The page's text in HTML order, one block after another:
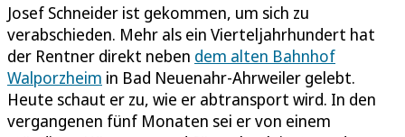
Josef Schneider ist gekommen, um sich zu
verabschieden. Mehr als ein Vierteljahrhundert hat
der Rentner direkt neben dem alten Bahnhof
Walporzheim in Bad Neuenahr-Ahrweiler gelebt.
Heute schaut er zu, wie er abtransport wird. In den
vergangenen fünf Monaten sei er von einem